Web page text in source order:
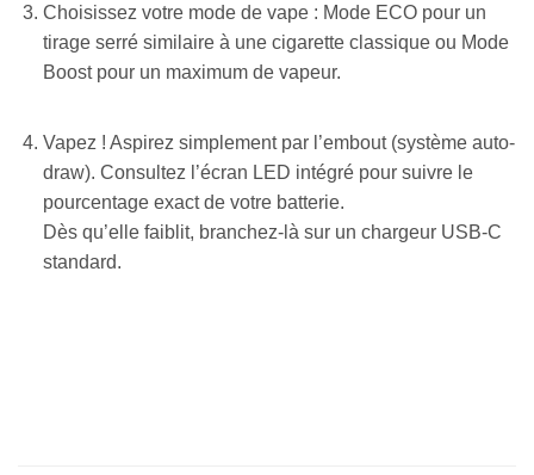
Choisissez votre mode de vape : Mode ECO pour un
tirage serré similaire à une cigarette classique ou Mode
Boost pour un maximum de vapeur.
Vapez ! Aspirez simplement par l’embout (système auto-
draw). Consultez l’écran LED intégré pour suivre le
pourcentage exact de votre batterie.
Dès qu’elle faiblit, branchez-là sur un chargeur USB-C
standard.